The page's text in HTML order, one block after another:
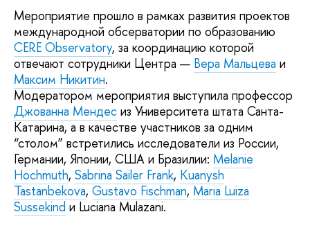
Мероприятие прошло в рамках развития проектов
международной обсерватории по образованию
CERE Observatory, за координацию которой
отвечают сотрудники Центра — Вера Мальцева и
Максим Никитин.
Модератором мероприятия выступила профессор
Джованна Мендес из Университета штата Санта-
Катарина, а в качестве участников за одним
“столом” встретились исследователи из России,
Германии, Японии, США и Бразилии: Melanie
Hochmuth, Sabrina Sailer Frank, Kuanysh
Tastanbekova, Gustavo Fischman, Maria Luiza
Sussekind и Luciana Mulazani.